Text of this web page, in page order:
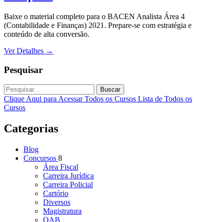
Baixe o material completo para o BACEN Analista Área 4
(Contabilidade e Finanças) 2021. Prepare-se com estratégia e
conteúdo de alta conversão.
Ver Detalhes →
Pesquisar
Buscar
Clique Aqui para Acessar Todos os Cursos Lista de Todos os
Cursos
Categorias
Blog
Concursos 8
Área Fiscal
Carreira Jurídica
Carreira Policial
Cartório
Diversos
Magistratura
OAB